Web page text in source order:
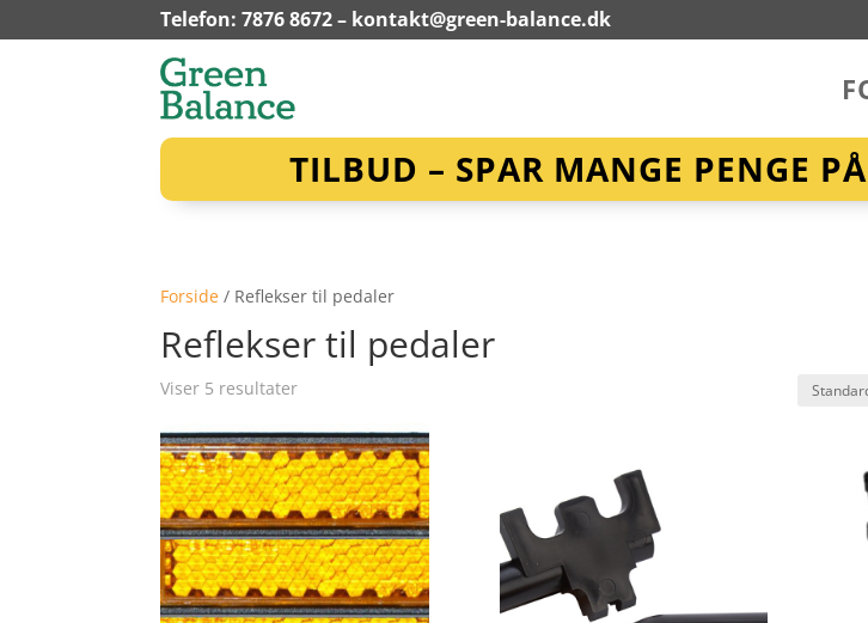
Telefon: 7876 8672 – kontakt@green-balance.dk
TILBUD – SPAR MANGE PENGE
Forside / Reflekser til pedaler
Reflekser til pedaler
Viser 5 resultater